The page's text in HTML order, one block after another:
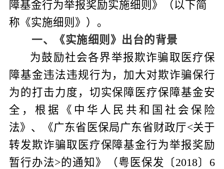
障基金行为举报奖励实施细则》（以下简
称《实施细则》）。
一、《实施细则 》出台的背景
为鼓励社会各界举报欺诈骗取医疗保
障基金违法违规行为，加大对欺诈骗保行
为的打击力度 ，切实保 障 医疗保障基金安
全，根据《中华人民共和国社会保险
法》 、《广东省医保局广东省财政厅<关于
转发欺诈骗取医疗保障基金行为举报奖励
暂行办法>的通知》（粤医保发〔 2018〕 6